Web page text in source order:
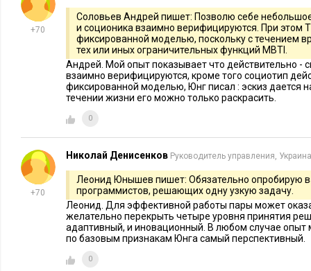
программ быстро падает при увеличении их масштаба.
Существенную помощь в решении проблемы создания
пользователя может оказать использованиедуальных диад
разработкой программного обеспечения не так важно,
напарник-этик: все-таки основным исполнителем работы
если уже при создании программного кода будет
адекватно оценивать пригодность разработки для
восприятия самого кода другими разработчиками, шанс
эксплуатации продукт, удовлетворяющий поставленным
существенно выше. Зачастую команда программистов,
даже договариваться внутри себя о понимании
способах разработки и разделении обязанностей – все эти
но их решение требует этического подхода.
ведется парами логик-этик, логик может сосредоточиться
кода, а этик – на добыче и переносе информации об
+70
Соловьев Андрей пишет: Позволю себе
и соционика взаимно верифицируются. При этом
фиксированной моделью, поскольку с течением
тех или иных ограничительных функций MBTI.
Андрей. Мой опыт показывает что действительно -
взаимно верифицируются, кроме того социотип
фиксированной моделью, Юнг писал : эскиз дается
течении жизни его можно только раскрасить.
0
+70
Николай Денисенков Руководитель управления, Украина
Леонид Юнышев пишет: Обязательно опробирую
программистов, решающих одну узкую задачу.
Леонид. Для эффективной работы пары может
желательно перекрыть четыре уровня принятия
адаптивный, и иновационный. В любом случае опыт
по базовым признакам Юнга самый перспективный.
0